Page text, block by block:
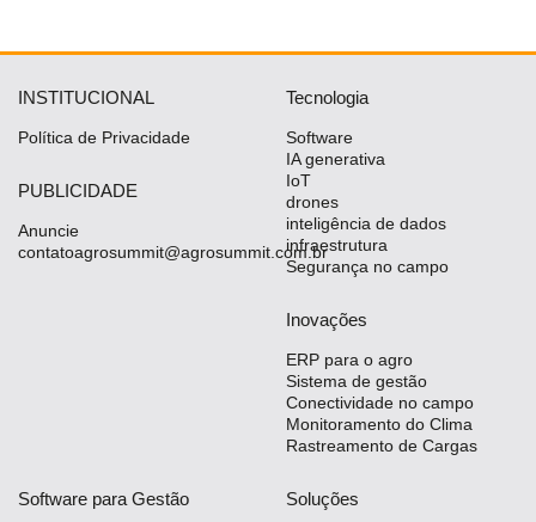
INSTITUCIONAL
Política de Privacidade
PUBLICIDADE
Anuncie
contatoagrosummit@agrosummit.com.br
Tecnologia
Software
IA generativa
IoT
drones
inteligência de dados
infraestrutura
Segurança no campo
Inovações
ERP para o agro
Sistema de gestão
Conectividade no campo
Monitoramento do Clima
Rastreamento de Cargas
Software para Gestão Soluções